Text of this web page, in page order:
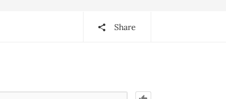
Share